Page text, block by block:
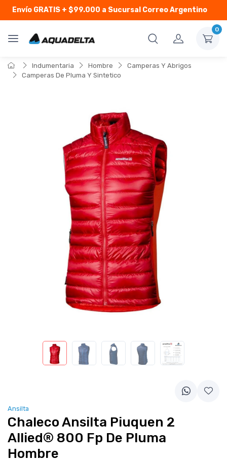
Envío GRATIS+ $99.000 a Sucursal Correo Argentino
0
Indumentaria Hombre
Camperas Y Abrigos
Camperas De Pluma Y Sintetico
Ansilta
Chaleco Ansilta Piuquen 2
Allied® 800 Fp De Pluma
Hombre